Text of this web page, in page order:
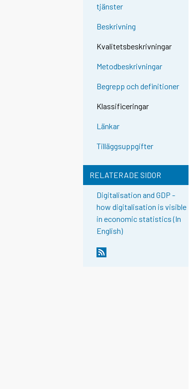
tjänster
Beskrivning
Kvalitetsbeskrivningar
Metodbeskrivningar
Begrepp och definitioner
Klassificeringar
Länkar
Tilläggsuppgifter
RELATERADE SIDOR
Digitalisation and GDP -
how digitalisation is visible
in economic statistics (In
English)